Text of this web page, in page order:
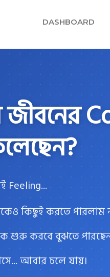
DASHBOARD
Feeling...
কিছুই করতে পারলাম
শুরু করবে বুঝতে
আবার চলে যায়।